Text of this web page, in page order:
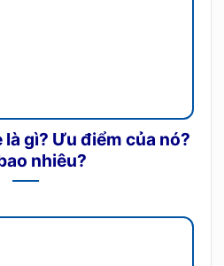
gì? Ưu điểm của nó?
nhiêu?